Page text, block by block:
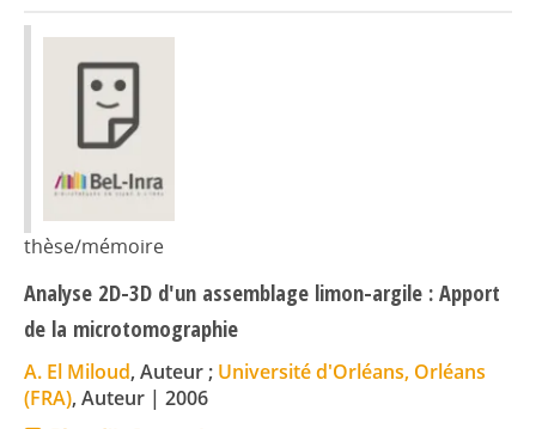
thèse/mémoire
Analyse 2D-3D d'un assemblage limon-argile : Apport
de la microtomographie
A. El Miloud, Auteur ; Université d'Orléans, Orléans
(FRA), Auteur | 2006